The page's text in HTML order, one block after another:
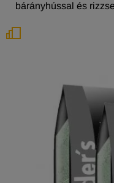
bárányhússal és